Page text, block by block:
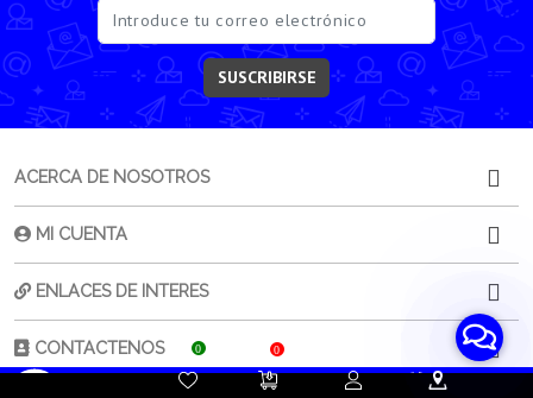
0 0
SUSCRIBIRSE
ACERCA DE NOSOTROS
MI CUENTA
ENLACES DE INTERES
CONTACTENOS